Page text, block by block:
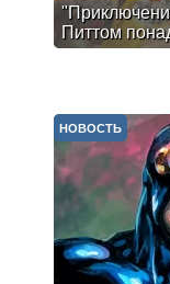
Питтом
НОВОСТЬ